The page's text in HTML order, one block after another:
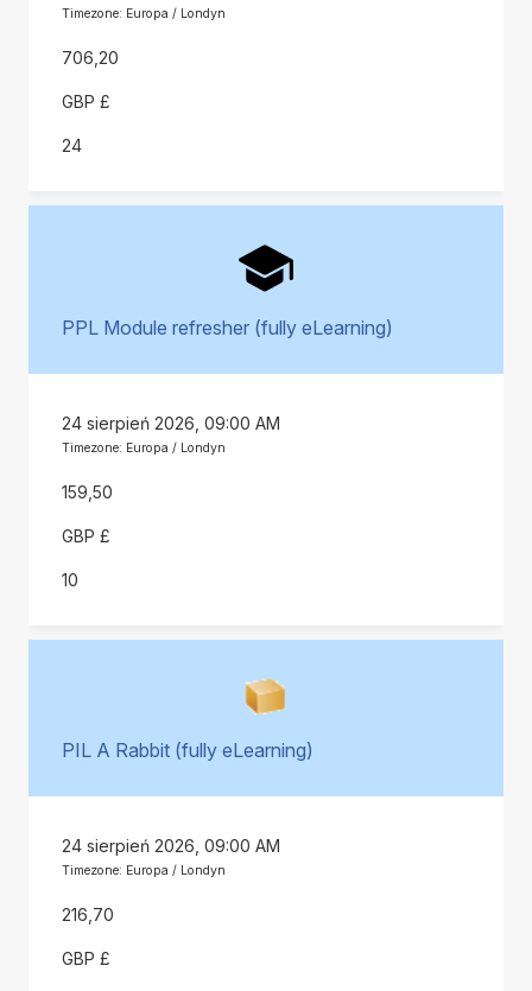
Timezone: Europa / Londyn
706,20
GBP £
24
PPL Module refresher (fully eLearning)
24 sierpień 2026, 09:00 AM
Timezone: Europa / Londyn
159,50
GBP £
10
PIL A Rabbit (fully eLearning)
24 sierpień 2026, 09:00 AM
Timezone: Europa / Londyn
216,70
GBP £